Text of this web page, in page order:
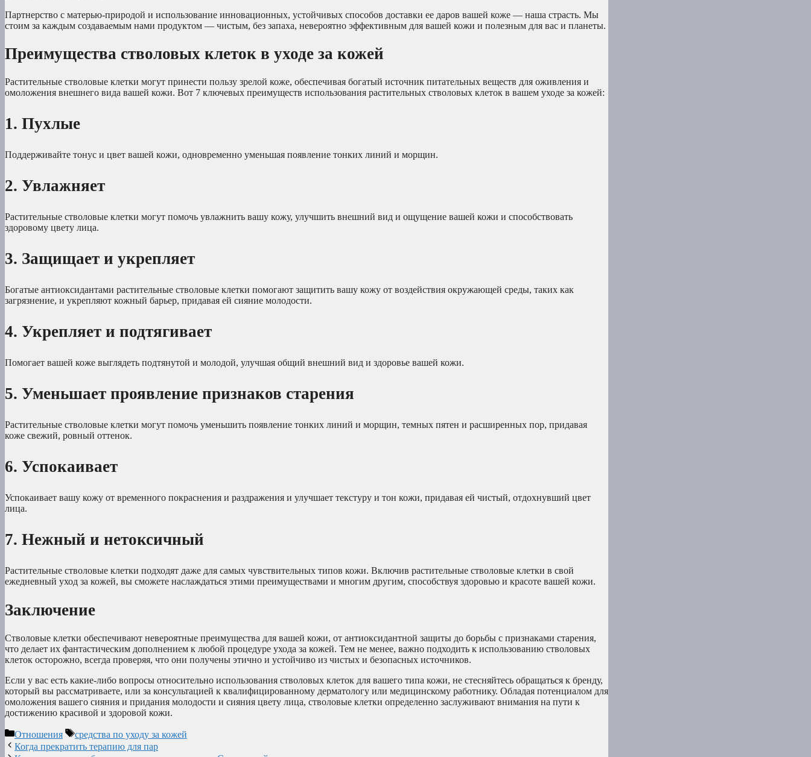
Партнерство с матерью-природой и использование инновационных, устойчивых способов доставки ее даров вашей коже — наша страсть. Мы
стоим за каждым создаваемым нами продуктом — чистым, без запаха, невероятно эффективным для вашей кожи и полезным для вас и планеты.
Преимущества стволовых клеток в уходе за кожей
Растительные стволовые клетки могут принести пользу зрелой коже, обеспечивая богатый источник питательных веществ для оживления и
омоложения внешнего вида вашей кожи. Вот 7 ключевых преимуществ использования растительных стволовых клеток в вашем уходе за кожей:
1. Пухлые
Поддерживайте тонус и цвет вашей кожи, одновременно уменьшая появление тонких линий и морщин.
2. Увлажняет
Растительные стволовые клетки могут помочь увлажнить вашу кожу, улучшить внешний вид и ощущение вашей кожи и способствовать
здоровому цвету лица.
3. Защищает и укрепляет
Богатые антиоксидантами растительные стволовые клетки помогают защитить вашу кожу от воздействия окружающей среды, таких как
загрязнение, и укрепляют кожный барьер, придавая ей сияние молодости.
4. Укрепляет и подтягивает
Помогает вашей коже выглядеть подтянутой и молодой, улучшая общий внешний вид и здоровье вашей кожи.
5. Уменьшает проявление признаков старения
Растительные стволовые клетки могут помочь уменьшить появление тонких линий и морщин, темных пятен и расширенных пор, придавая
коже свежий, ровный оттенок.
6. Успокаивает
Успокаивает вашу кожу от временного покраснения и раздражения и улучшает текстуру и тон кожи, придавая ей чистый, отдохнувший цвет
лица.
7. Нежный и нетоксичный
Растительные стволовые клетки подходят даже для самых чувствительных типов кожи. Включив растительные стволовые клетки в свой
ежедневный уход за кожей, вы сможете наслаждаться этими преимуществами и многим другим, способствуя здоровью и красоте вашей кожи.
Заключение
Стволовые клетки обеспечивают невероятные преимущества для вашей кожи, от антиоксидантной защиты до борьбы с признаками старения,
что делает их фантастическим дополнением к любой процедуре ухода за кожей. Тем не менее, важно подходить к использованию стволовых
клеток осторожно, всегда проверяя, что они получены этично и устойчиво из чистых и безопасных источников.
Если у вас есть какие-либо вопросы относительно использования стволовых клеток для вашего типа кожи, не стесняйтесь обращаться к бренду,
который вы рассматриваете, или за консультацией к квалифицированному дерматологу или медицинскому работнику. Обладая потенциалом для
омоложения вашего сияния и придания молодости и сияния цвету лица, стволовые клетки определенно заслуживают внимания на пути к
достижению красивой и здоровой кожи.
Рубрики
Отношения Метки
средства по уходу за кожей
Когда прекратить терапию для пар